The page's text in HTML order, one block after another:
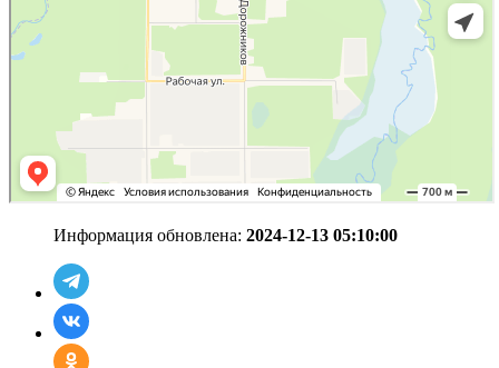
Информация обновлена: 2024-12-13 05:10:00